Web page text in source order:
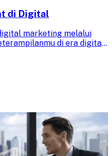
di Digital
marketing melalui
di era digital